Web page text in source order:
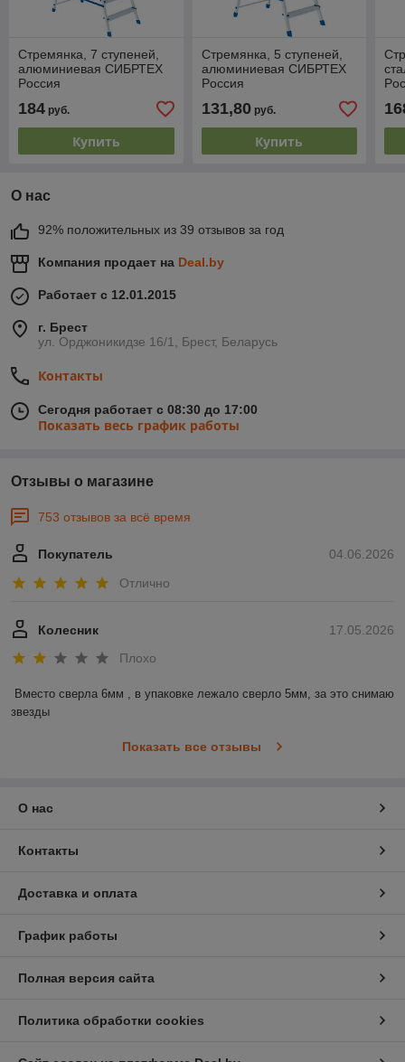
Стремянка, 7 ступеней,
алюминиевая СИБРТЕХ
Pоссия
184 руб.
Купить
Стремянка, 5 ступеней,
алюминиевая СИБРТЕХ
Pоссия
131,80руб.
Купить
О нас
92% положительных из 39 отзывов за год
Компания продает на Deal.by
Работает с 12.01.2015
г. Брест
ул. Орджоникидзе 16/1, Брест, Беларусь
Контакты
Сегодня работает с 08:30 до 17:00
Показать весь график работы
Отзывы о магазине
753 отзывов за всё время
04.06.2026
Покупатель
Отлично
17.05.2026
Колесник
Плохо
Вместо сверла 6мм , в упаковке лежало сверло 5мм, за это снимаю
звезды
Показать все отзывы
О нас
Контакты
Доставка и оплата
График работы
Полная версия сайта
Политика обработки cookies